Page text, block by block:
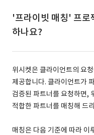
'프라이빗 매칭' 프로
하나요?
위시켓은 클라이언트의 요
제공합니다. 클라이언트가
검증된 파트너를 요청하면,
적합한 파트너를 매칭해 드
매칭은 다음 기준에 따라 이